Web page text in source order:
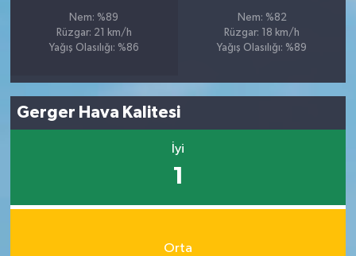
Nem: %89
Rüzgar: 21 km/h
Yağış Olasılığı: %86
Nem: %82
Rüzgar: 18 km/h
Yağış Olasılığı: %89
Gerger Hava Kalitesi
İyi
1
Orta